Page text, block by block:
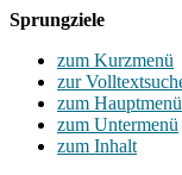
Sprungziele
zum Kurzmenü
zur
zum Hauptmenü
zum Untermenü
zum Inhalt